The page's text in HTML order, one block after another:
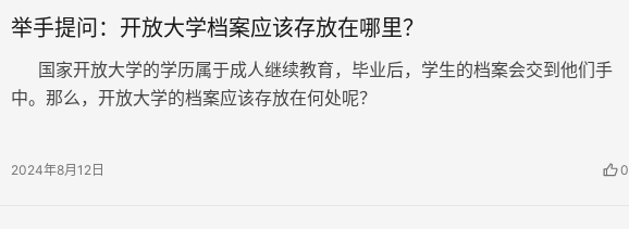
举手提问：开放大学档案应该存放在哪里？
国家开放大学的学历属于成人继续教育，毕业后，学生的档案会交到他们手
中。那么，开放大学的档案应该存放在何处呢？
2024年8月12日 0